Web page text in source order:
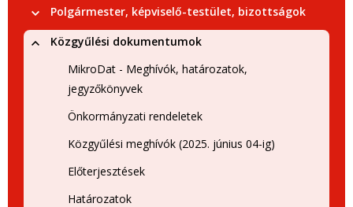
Polgármester, képviselő-testület, bizottságok
Közgyűlési dokumentumok
MikroDat - Meghívók, határozatok,
jegyzőkönyvek
Önkormányzati rendeletek
Közgyűlési meghívók (2025. június 04-ig)
Előterjesztések
Határozatok